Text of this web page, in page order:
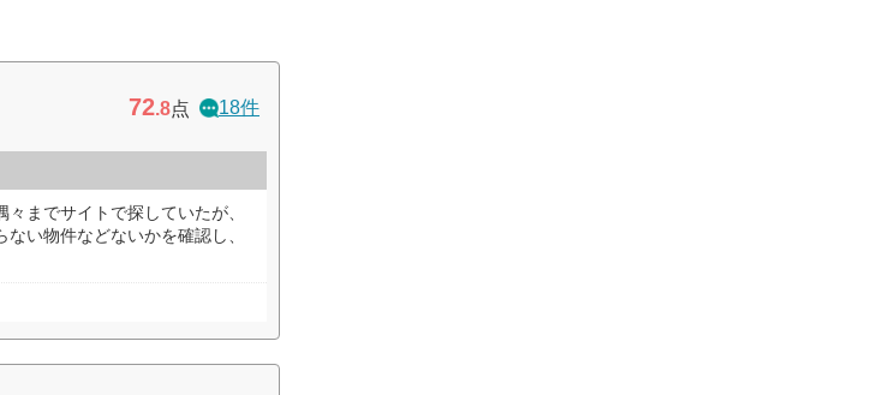
72.8点 18件
までサイトで探していたが、
い物件などないかを確認し、